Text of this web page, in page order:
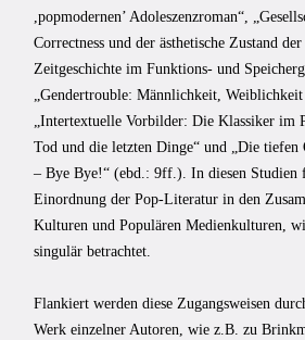
,popmodernen’ Adoleszenzroman“,
Correctness und der ästhetische Zustand
Zeitgeschichte im Funktions- und
„Gendertrouble: Männlichkeit, Weiblichkeit
„Intertextuelle Vorbilder: Die Klassiker im
Tod und die letzten Dinge“ und „Die
– Bye Bye!“ (ebd.: 9ff.). In diesen Studien
Einordnung der Pop-Literatur in den
Kulturen und Populären Medienkulturen,
singulär betrachtet.
Flankiert werden diese Zugangsweisen
Werk einzelner Autoren, wie z.B. zu